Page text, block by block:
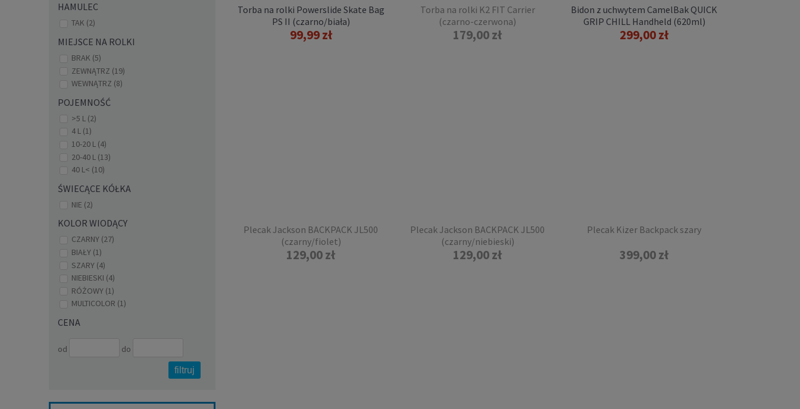
HAMULEC
TAK (2)
MIEJSCE NA ROLKI
BRAK (5)
ZEWNĄTRZ (19)
WEWNĄTRZ (8)
POJEMNOŚĆ
>5 L (2)
4 L (1)
10-20 L (4)
20-40 L (13)
40 L< (10)
ŚWIECĄCE KÓŁKA
NIE (2)
KOLOR WIODĄCY
CZARNY (27)
BIAŁY (1)
SZARY (4)
NIEBIESKI (4)
RÓŻOWY (1)
MULTICOLOR (1)
CENA
od
do
filtruj
Torba na rolki Powerslide Skate Bag
PS II (czarno/biała)
99,99 zł
Torba na rolki K2 FIT Carrier
(czarno-czerwona)
179,00 zł
Bidon z uchwytem CamelBak QUICK
GRIP CHILL Handheld (620ml)
299,00 zł
Plecak Jackson BACKPACK JL500
(czarny/fiolet)
129,00 zł
Plecak Jackson BACKPACK JL500
(czarny/niebieski)
129,00 zł
Plecak Kizer Backpack szary
399,00 zł